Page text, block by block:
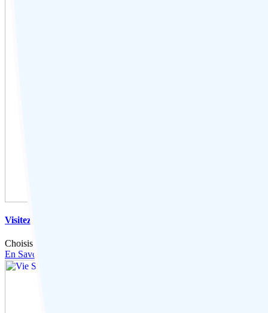
Visitez le Nord de l’Inde : Découvrez les Principales Attractions
Choisissez ce voyage de l’Inde du Nord et découvrez la magie
En Savoir Plus